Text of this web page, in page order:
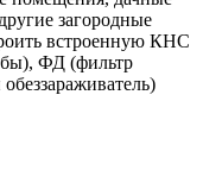
загородные
встроенную КНС
ФД (фильтр